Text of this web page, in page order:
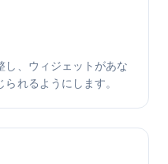
し、ウィジェットがあな
れるようにします。